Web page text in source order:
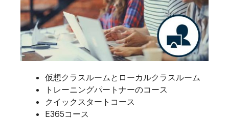
仮想クラスルームとローカルクラスルーム
トレーニングパートナーのコース
クイックスタートコース
E365コース